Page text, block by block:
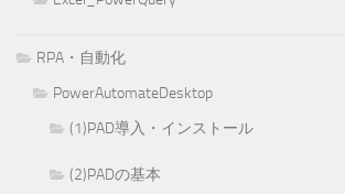
RPA・自動化
PowerAutomateDesktop
(1)PAD導入・インストール
(2)PADの基本